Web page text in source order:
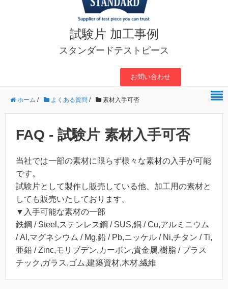
試験片 加工事例
スタンダードテストピース
お問い合わせ
ホーム / よくある質問 / 素材入手可否
FAQ - 試験片 素材入手可否
当社では一部の素材に限らず様々な素材の入手が可能
です。
試験片として製作し販売している他、加工用の素材と
しても販売いたしております。
▼入手可能な素材の一部
鉄鋼 / Steel,ステンレス鋼 / SUS,銅 / Cu,アルミニウム
/ Al,マグネシウム / Mg,鉛 / Pb,ニッケル / Ni,チタン / Ti,
亜鉛 / Zinc,モリブデン,カーボン,貴金属,樹脂 / プラス
チック,ガラス,ゴム,建築資材,木材,繊維